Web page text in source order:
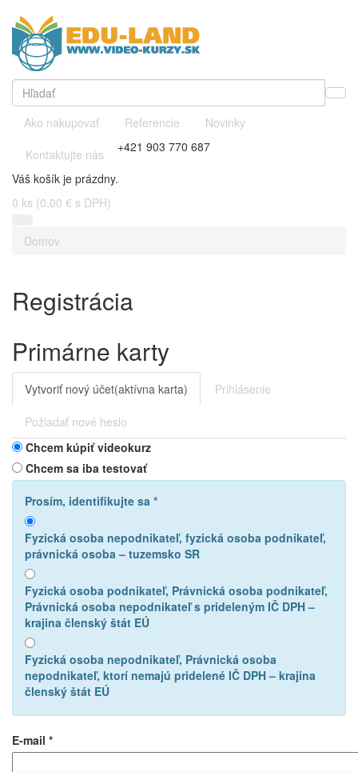
Ako nakupovať Referencie
Novinky
Kontaktujte nás
+421 903 770 687
Váš košík je prázdny.
0 ks (0,00 € s DPH)
Domov
Registrácia
Primárne karty
Vytvoriť nový účet(aktívna karta) Prihlásenie
Požiadať nové heslo
Chcem kúpiť videokurz
Chcem sa iba testovať
Prosím, identifikujte sa *
Fyzická osoba nepodnikateľ, fyzická osoba podnikateľ,
právnická osoba – tuzemsko SR
Fyzická osoba podnikateľ, Právnická osoba podnikateľ,
Právnická osoba nepodnikateľ s prideleným IČ DPH –
krajina členský štát EÚ
Fyzická osoba nepodnikateľ, Právnická osoba
nepodnikateľ, ktorí nemajú pridelené IČ DPH – krajina
členský štát EÚ
E-mail *